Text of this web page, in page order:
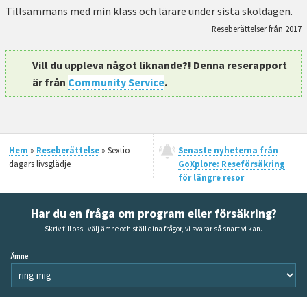
Tillsammans med min klass och lärare under sista skoldagen.
Reseberättelser från 2017
Vill du uppleva något liknande?! Denna reserapport
är från Community Service.
Hem » Reseberättelse» Sextio
dagars livsglädje
Senaste nyheterna från
GoXplore: Reseförsäkring
för längre resor
Har du en fråga om program eller försäkring?
Skriv till oss - välj ämne och ställ dina frågor, vi svarar så snart vi kan.
Ämne